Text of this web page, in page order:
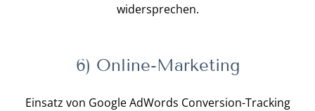
widersprechen.
6) Online-Marketing
Einsatz von Google AdWords Conversion-Tracking